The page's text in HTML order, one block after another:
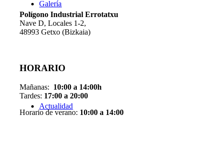
Galería
Actualidad
Polígono Industrial Errotatxu
Nave D, Locales 1-2,
48993 Getxo (Bizkaia)
HORARIO
Mañanas: 10:00 a 14:00h
Tardes: 17:00 a 20:00
Horario de verano: 10:00 a 14:00